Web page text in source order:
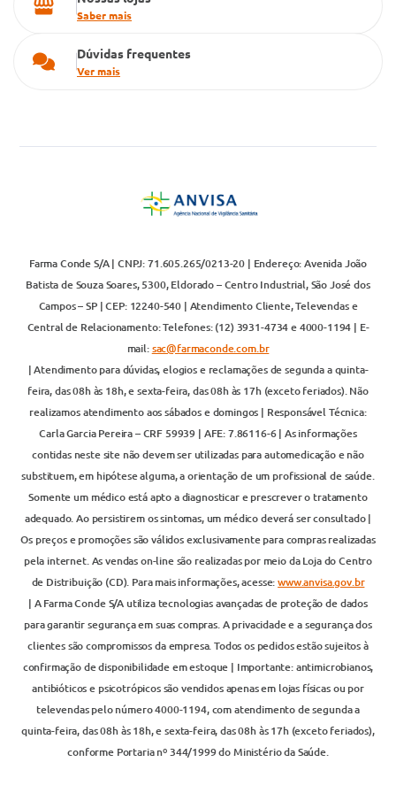
Saber mais
Dúvidas frequentes
Ver mais
Farma Conde S/A | CNPJ: 71.605.265/0213-20 | Endereço: Avenida João
Batista de Souza Soares, 5300, Eldorado – Centro Industrial, São José dos
Campos – SP | CEP: 12240-540 | Atendimento Cliente, Televendas e
Central de Relacionamento: Telefones: (12) 3931-4734 e 4000-1194 | E-
mail:sac@farmaconde.com.br
| Atendimento para dúvidas, elogios e reclamações de segunda a quinta-
feira, das 08h às 18h, e sexta-feira, das 08h às 17h (exceto feriados). Não
realizamos atendimento aos sábados e domingos | Responsável Técnica:
Carla Garcia Pereira – CRF 59939 | AFE: 7.86116-6 | As informações
contidas neste site não devem ser utilizadas para automedicação e não
substituem, em hipótese alguma, a orientação de um profissional de saúde.
Somente um médico está apto a diagnosticar e prescrever o tratamento
adequado. Ao persistirem os sintomas, um médico deverá ser consultado |
Os preços e promoções são válidos exclusivamente para compras realizadas
pela internet. As vendas on-line são realizadas por meio da Loja do Centro
de Distribuição (CD). Para mais informações, acesse:www.anvisa.gov.br
| A Farma Conde S/A utiliza tecnologias avançadas de proteção de dados
para garantir segurança em suas compras. A privacidade e a segurança dos
clientes são compromissos da empresa. Todos os pedidos estão sujeitos à
confirmação de disponibilidade em estoque | Importante: antimicrobianos,
antibióticos e psicotrópicos são vendidos apenas em lojas físicas ou por
televendas pelo número 4000-1194, com atendimento de segunda a
quinta-feira, das 08h às 18h, e sexta-feira, das 08h às 17h (exceto feriados),
conforme Portaria nº 344/1999 do Ministério da Saúde.